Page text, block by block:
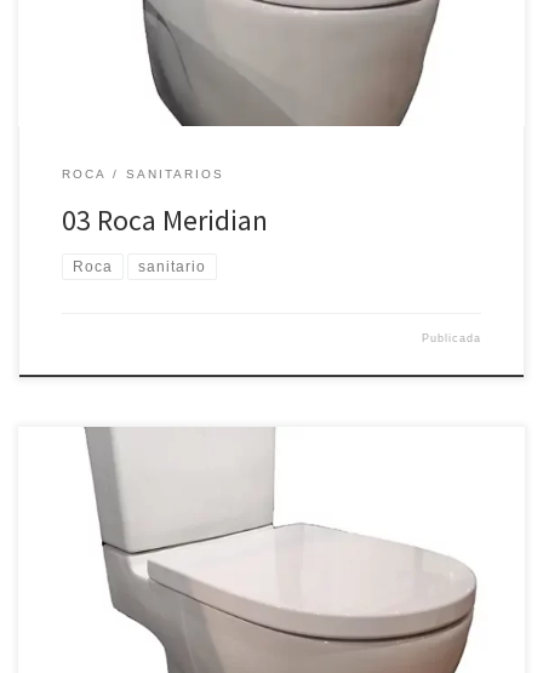
ROCA SANITARIOS
03 Roca Meridian
Roca sanitario
Publicada
Hall compacto asiento libre